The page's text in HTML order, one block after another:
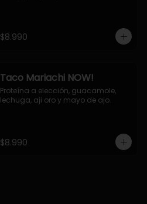
$8.990
Taco Mariachi NOW!
Proteína a elección, guacamole,
lechuga, aji oro y mayo de ajo.
$8.990